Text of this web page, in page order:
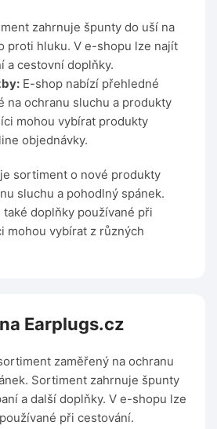
zahrnuje špunty do uší na
proti hluku. V e-shopu lze najít
a cestovní doplňky.
E-shop nabízí přehledné
na ochranu sluchu a produkty
mohou vybírat produkty
objednávky.
sortiment o nové produkty
sluchu a pohodlný spánek.
doplňky používané při
mohou vybírat z různých
Earplugs.cz
zaměřený na ochranu
Sortiment zahrnuje špunty
a další doplňky. V e-shopu lze
při cestování.